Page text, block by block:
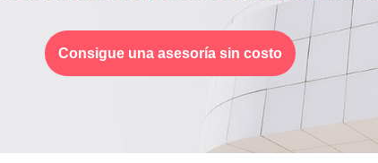
Consigue una asesoría sin costo